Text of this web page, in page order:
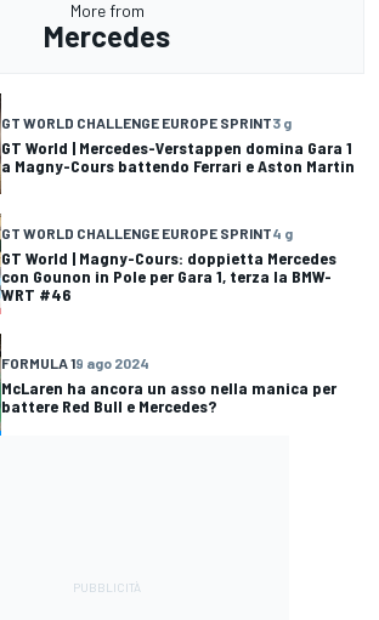
More from
Mercedes
GT WORLD CHALLENGE EUROPE SPRINT3 g
GT World | Mercedes-Verstappen domina Gara 1
a Magny-Cours battendo Ferrari e Aston Martin
GT WORLD CHALLENGE EUROPE SPRINT4 g
GT World | Magny-Cours: doppietta Mercedes
con Gounon in Pole per Gara 1, terza la BMW-
WRT #46
FORMULA 19 ago 2024
McLaren ha ancora un asso nella manica per
battere Red Bull e Mercedes?